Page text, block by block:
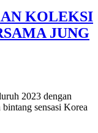
KOLEKSI
JUNG
2023 dengan
sensasi Korea